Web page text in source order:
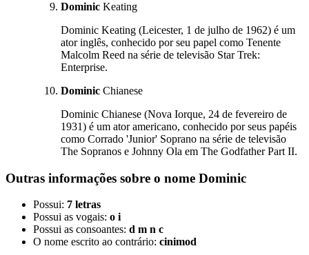
Dominic Keating
Dominic Keating (Leicester, 1 de julho de 1962) é um
ator inglês, conhecido por seu papel como Tenente
Malcolm Reed na série de televisão Star Trek:
Enterprise.
Dominic Chianese
Dominic Chianese (Nova Iorque, 24 de fevereiro de
1931) é um ator americano, conhecido por seus papéis
como Corrado 'Junior' Soprano na série de televisão
The Sopranos e Johnny Ola em The Godfather Part II.
Outras informações sobre o nome Dominic
Possui: 7 letras
Possui as vogais: o i
Possui as consoantes: d m n c
O nome escrito ao contrário: cinimod